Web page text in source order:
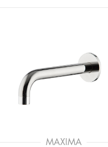
MAXIMA